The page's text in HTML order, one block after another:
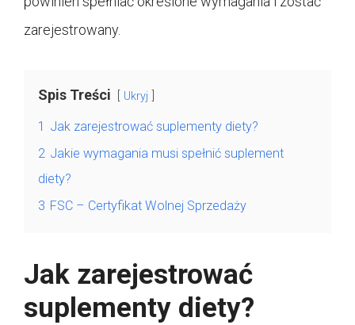
zarejestrowany.
Spis Treści Ukryj
1 Jak zarejestrować suplementy diety?
2 Jakie wymagania musi spełnić suplement
diety?
3 FSC – Certyfikat Wolnej Sprzedaży
Jak zarejestrować
suplementy diety?